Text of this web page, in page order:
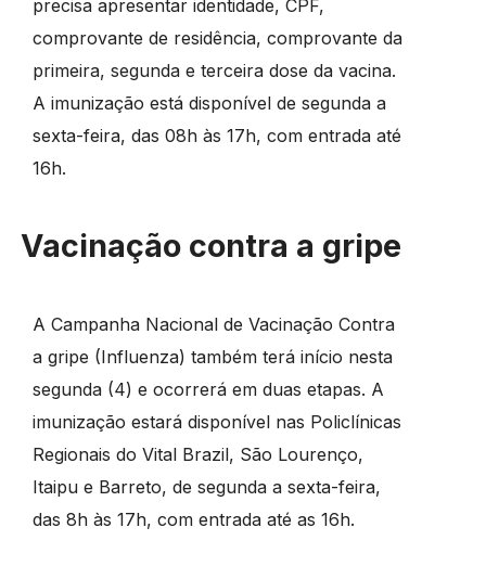
precisa apresentar identidade, CPF,
comprovante de residência, comprovante da
primeira, segunda e terceira dose da vacina.
A imunização está disponível de segunda a
sexta-feira, das 08h às 17h, com entrada até
16h.
Vacinação contra a gripe
A Campanha Nacional de Vacinação Contra
a gripe (Influenza) também terá início nesta
segunda (4) e ocorrerá em duas etapas. A
imunização estará disponível nas Policlínicas
Regionais do Vital Brazil, São Lourenço,
Itaipu e Barreto, de segunda a sexta-feira,
das 8h às 17h, com entrada até as 16h.